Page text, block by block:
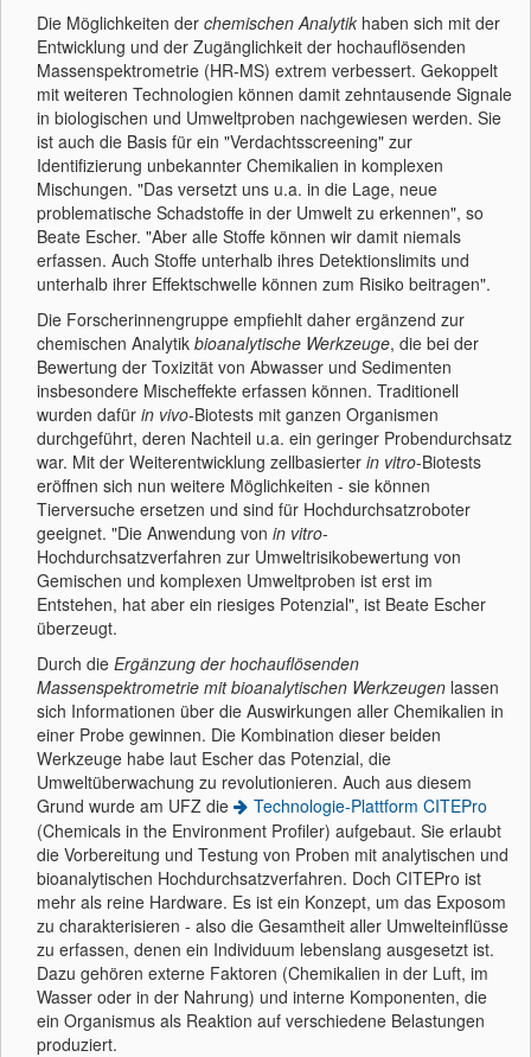
Die Möglichkeiten der chemischen Analytik haben sich mit der
Entwicklung und der Zugänglichkeit der hochauflösenden
Massenspektrometrie (HR-MS) extrem verbessert. Gekoppelt
mit weiteren Technologien können damit zehntausende Signale
in biologischen und Umweltproben nachgewiesen werden. Sie
ist auch die Basis für ein "Verdachtsscreening" zur
Identifizierung unbekannter Chemikalien in komplexen
Mischungen. "Das versetzt uns u.a. in die Lage, neue
problematische Schadstoffe in der Umwelt zu erkennen", so
Beate Escher. "Aber alle Stoffe können wir damit niemals
erfassen. Auch Stoffe unterhalb ihres Detektionslimits und
unterhalb ihrer Effektschwelle können zum Risiko beitragen".
Die Forscherinnengruppe empfiehlt daher ergänzend zur
chemischen Analytik bioanalytische Werkzeuge, die bei der
Bewertung der Toxizität von Abwasser und Sedimenten
insbesondere Mischeffekte erfassen können. Traditionell
wurden dafür in vivo-Biotests mit ganzen Organismen
durchgeführt, deren Nachteil u.a. ein geringer Probendurchsatz
war. Mit der Weiterentwicklung zellbasierter in vitro-Biotests
eröffnen sich nun weitere Möglichkeiten - sie können
Tierversuche ersetzen und sind für Hochdurchsatzroboter
geeignet. "Die Anwendung von in vitro-
Hochdurchsatzverfahren zur Umweltrisikobewertung von
Gemischen und komplexen Umweltproben ist erst im
Entstehen, hat aber ein riesiges Potenzial", ist Beate Escher
überzeugt.
Durch die Ergänzung der hochauflösenden
Massenspektrometrie mit bioanalytischen Werkzeugen lassen
sich Informationen über die Auswirkungen aller Chemikalien in
einer Probe gewinnen. Die Kombination dieser beiden
Werkzeuge habe laut Escher das Potenzial, die
Umweltüberwachung zu revolutionieren. Auch aus diesem
Grund wurde am UFZ die
Technologie-Plattform CITEPro
(Chemicals in the Environment Profiler) aufgebaut. Sie erlaubt
die Vorbereitung und Testung von Proben mit analytischen und
bioanalytischen Hochdurchsatzverfahren. Doch CITEPro ist
mehr als reine Hardware. Es ist ein Konzept, um das Exposom
zu charakterisieren - also die Gesamtheit aller Umwelteinflüsse
zu erfassen, denen ein Individuum lebenslang ausgesetzt ist.
Dazu gehören externe Faktoren (Chemikalien in der Luft, im
Wasser oder in der Nahrung) und interne Komponenten, die
ein Organismus als Reaktion auf verschiedene Belastungen
produziert.